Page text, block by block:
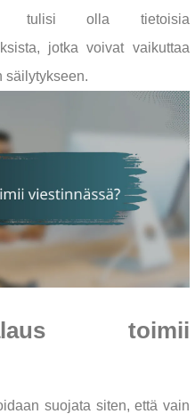
tulisi olla tietoisia
jotka voivat vaikuttaa
säilytykseen.
toimii
suojata siten, että vain